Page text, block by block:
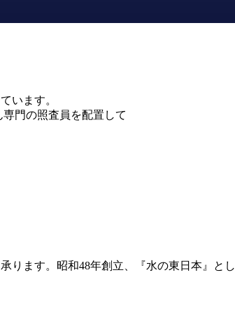
います。
門の照査員を配置して
ります。昭和48年創立、『水の東日本』と